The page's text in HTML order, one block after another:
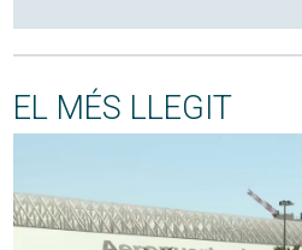
EL MÉS LLEGIT